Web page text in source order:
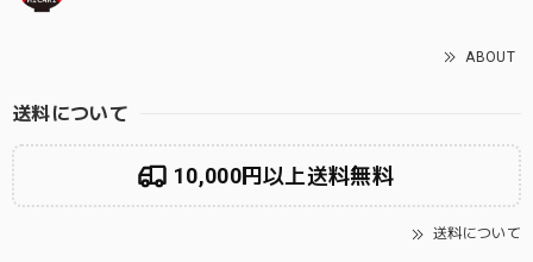
ABOUT
送料について
10,000円以上送料無料
送料について